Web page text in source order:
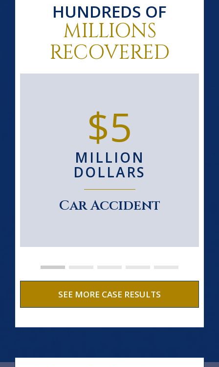
HUNDREDS OF
MILLIONS
RECOVERED
$5
MILLION
DOLLARS
Car Accident
SEE MORE CASE RESULTS